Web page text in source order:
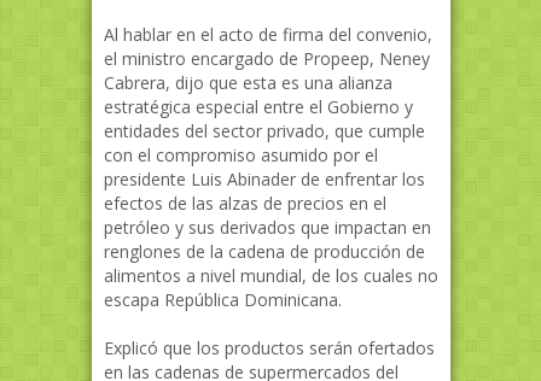
Al hablar en el acto de firma del convenio,
el ministro encargado de Propeep, Neney
Cabrera, dijo que esta es una alianza
estratégica especial entre el Gobierno y
entidades del sector privado, que cumple
con el compromiso asumido por el
presidente Luis Abinader de enfrentar los
efectos de las alzas de precios en el
petróleo y sus derivados que impactan en
renglones de la cadena de producción de
alimentos a nivel mundial, de los cuales no
escapa República Dominicana.
Explicó que los productos serán ofertados
en las cadenas de supermercados del